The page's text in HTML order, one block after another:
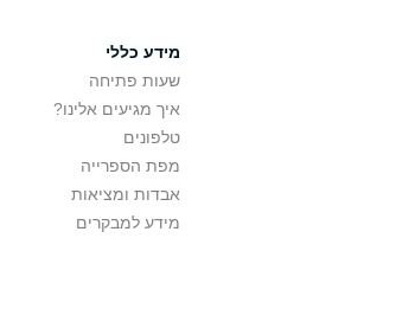
מידע כללי
שעות פתיחה
איך מגיעים אלינו?
טלפונים
מפת הספרייה
אבדות ומציאות
מידע למבקרים